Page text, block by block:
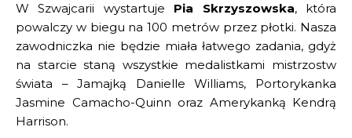
W Szwajcarii wystartuje Pia Skrzyszowska, która
powalczy w biegu na 100 metrów przez płotki. Nasza
zawodniczka nie będzie miała łatwego zadania, gdyż
na starcie staną wszystkie medalistkami mistrzostw
świata – Jamajką Danielle Williams, Portorykanka
Jasmine Camacho-Quinn oraz Amerykanką Kendrą
Harrison.